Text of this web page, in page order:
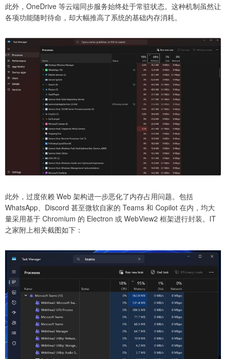
此外，OneDrive 等云端同步服务始终处于常驻状态。这种机制虽然让
各项功能随时待命，却大幅推高了系统的基础内存消耗。
此外，过度依赖 Web 架构进一步恶化了内存占用问题。包括
WhatsApp、Discord 甚至微软自家的 Teams 和 Copilot 在内，均大
量采用基于 Chromium 的 Electron 或 WebView2 框架进行封装。IT
之家附上相关截图如下：